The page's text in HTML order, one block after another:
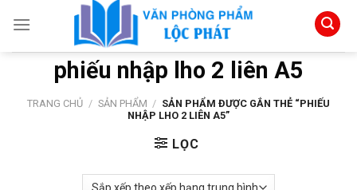
phiếu nhập lho 2 liên A5
TRANG CHỦ / SẢN PHẨM / SẢN PHẨM ĐƯỢC GẮN THẺ “PHIẾU
NHẬP LHO 2 LIÊN A5”
LỌC